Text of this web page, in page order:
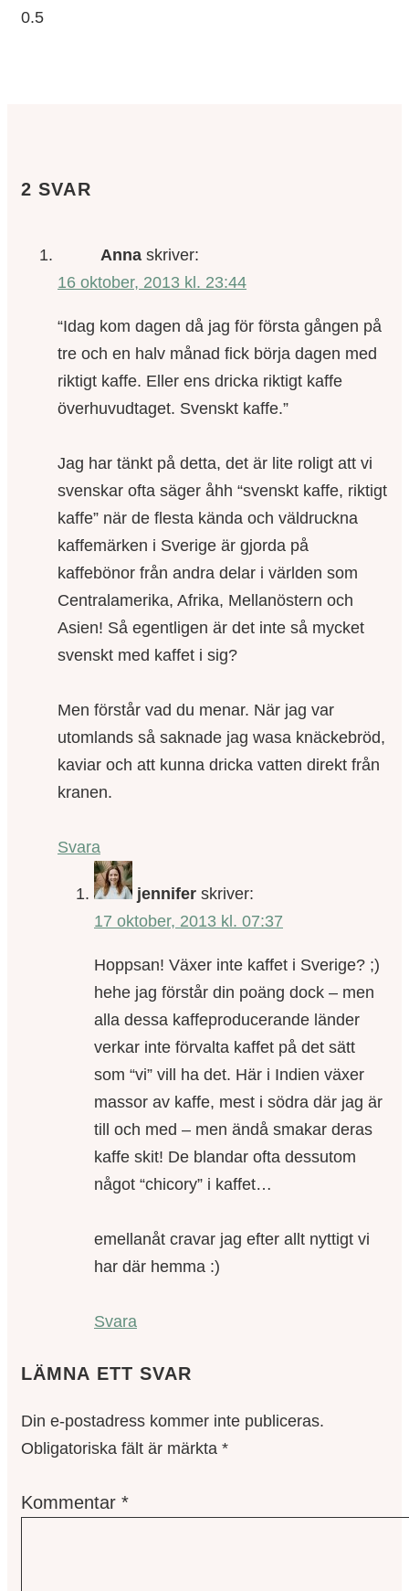
2 SVAR
Anna skriver:
16 oktober, 2013 kl. 23:44
“Idag kom dagen då jag för första gången på
tre och en halv månad fick börja dagen med
riktigt kaffe. Eller ens dricka riktigt kaffe
överhuvudtaget. Svenskt kaffe.”
Jag har tänkt på detta, det är lite roligt att vi
svenskar ofta säger åhh “svenskt kaffe, riktigt
kaffe” när de flesta kända och väldruckna
kaffemärken i Sverige är gjorda på
kaffebönor från andra delar i världen som
Centralamerika, Afrika, Mellanöstern och
Asien! Så egentligen är det inte så mycket
svenskt med kaffet i sig?
Men förstår vad du menar. När jag var
utomlands så saknade jag wasa knäckebröd,
kaviar och att kunna dricka vatten direkt från
kranen.
Svara
jennifer skriver:
17 oktober, 2013 kl. 07:37
Hoppsan! Växer inte kaffet i Sverige? ;)
hehe jag förstår din poäng dock – men
alla dessa kaffeproducerande länder
verkar inte förvalta kaffet på det sätt
som “vi” vill ha det. Här i Indien växer
massor av kaffe, mest i södra där jag är
till och med – men ändå smakar deras
kaffe skit! De blandar ofta dessutom
något “chicory” i kaffet…
emellanåt cravar jag efter allt nyttigt vi
har där hemma :)
Svara
LÄMNA ETT SVAR
Din e-postadress kommer inte publiceras.
Obligatoriska fält är märkta *
Kommentar *